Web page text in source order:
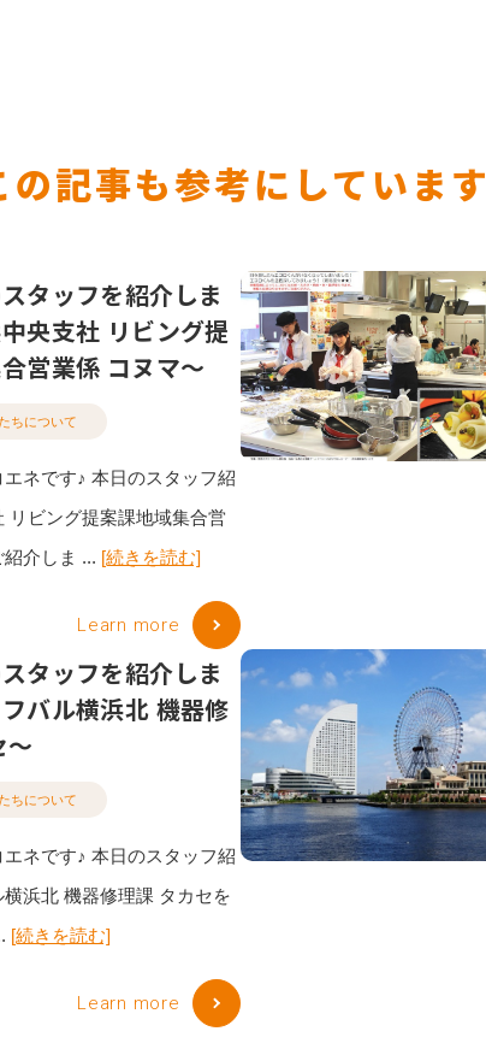
記事も参考にしています
タッフを紹介しま
央支社 リビング提
営業係 コヌマ〜
ちについて
ネです♪ 本日のスタッフ紹
リビング提案課地域集合営
介しま ... [続きを読む]
Learn more
タッフを紹介しま
バル横浜北 機器修
〜
ちについて
ネです♪ 本日のスタッフ紹
浜北 機器修理課 タカセを
[続きを読む]
Learn more